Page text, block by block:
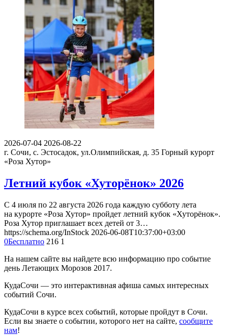
2026-07-04 2026-08-22
г. Сочи, с. Эстосадок, ул.Олимпийская, д. 35 Горный курорт
«Роза Хутор»
Летний кубок «Хуторёнок» 2026
С 4 июля по 22 августа 2026 года каждую субботу лета
на курорте «Роза Хутор» пройдет летний кубок «Хуторёнок».
Роза Хутор приглашает всех детей от 3…
https://schema.org/InStock 2026-06-08T10:37:00+03:00
0Бесплатно 216 1
На нашем сайте вы найдете всю информацию про событие
день Летающих Морозов 2017.
КудаСочи — это интерактивная афиша самых интересных
событий Сочи.
КудаСочи в курсе всех событий, которые пройдут в Сочи.
Если вы знаете о событии, которого нет на сайте, сообщите
нам!